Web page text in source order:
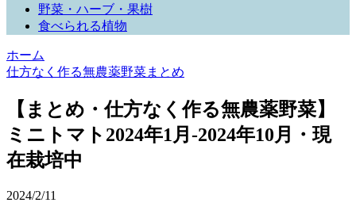
野菜・ハーブ・果樹
食べられる植物
ホーム
仕方なく作る無農薬野菜まとめ
【まとめ・仕方なく作る無農薬野菜】
ミニトマト2024年1月-2024年10月・現
在栽培中
2024/2/11